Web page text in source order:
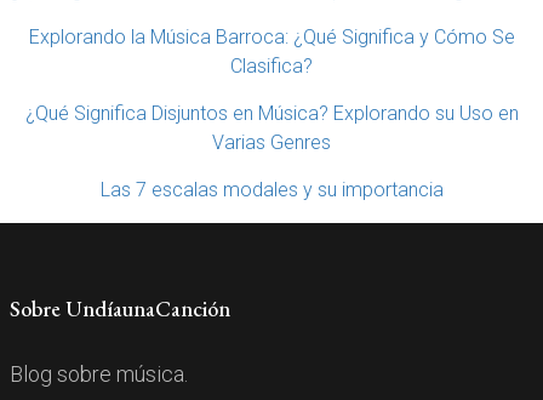
Explorando la Música Barroca: ¿Qué Significa y Cómo Se
Clasifica?
¿Qué Significa Disjuntos en Música? Explorando su Uso en
Varias Genres
Las 7 escalas modales y su importancia
Sobre UndíaunaCanción
Blog sobre música.